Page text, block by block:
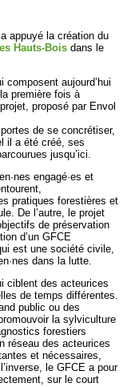
appuyé la création du
Hauts-Bois dans le
composent aujourd’hui
première fois à
proposé par Envol
de se concrétiser,
il a été créé, ses
jusqu’ici.
engagé·es et
pratiques forestières et
De l’autre, le projet
de préservation
d’un GFCE
est une société civile,
dans la lutte.
ciblent des acteurices
de temps différentes.
public ou des
la sylviculture
forestiers
réseau des acteurices
et nécessaires,
le GFCE a pour
sur le court